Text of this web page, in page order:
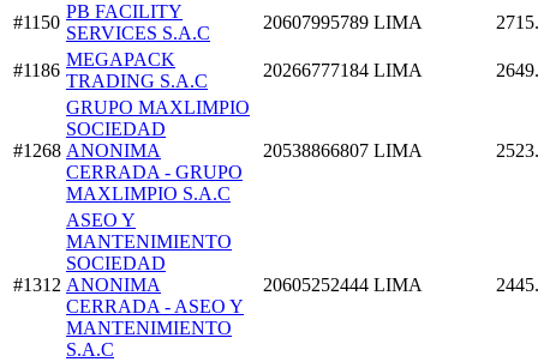
#1150
PB FACILITY
SERVICES S.A.C
20607995789 LIMA
#1186
MEGAPACK
TRADING S.A.C
20266777184 LIMA
#1268
GRUPO MAXLIMPIO
SOCIEDAD
ANONIMA
CERRADA - GRUPO
MAXLIMPIO S.A.C
20538866807 LIMA
#1312
ASEO Y
MANTENIMIENTO
SOCIEDAD
ANONIMA
CERRADA - ASEO Y
MANTENIMIENTO
S.A.C
20605252444 LIMA